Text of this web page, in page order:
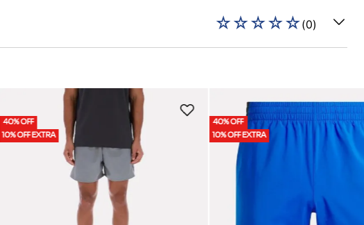
☆☆☆☆☆(0)
40% OFF
10% OFF EXTRA
40% OFF
10% OFF EXTRA